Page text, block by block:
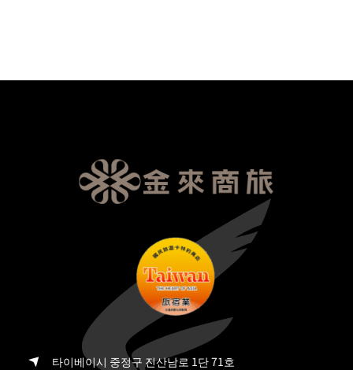
타이베이시 중정구 진산남로 1단 71호